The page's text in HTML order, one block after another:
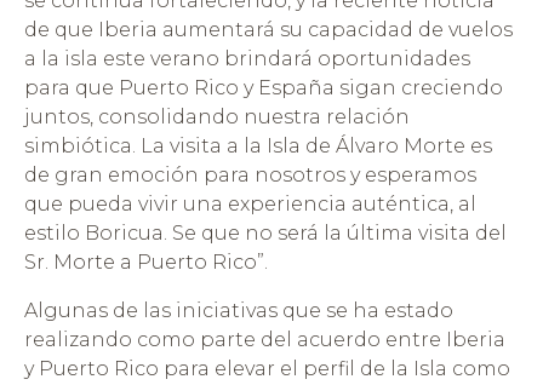
de que Iberia aumentará su capacidad de vuelos
a la isla este verano brindará oportunidades
para que Puerto Rico y España sigan creciendo
juntos, consolidando nuestra relación
simbiótica. La visita a la Isla de Álvaro Morte es
de gran emoción para nosotros y esperamos
que pueda vivir una experiencia auténtica, al
estilo Boricua. Se que no será la última visita del
Sr. Morte a Puerto Rico”.
Algunas de las iniciativas que se ha estado
realizando como parte del acuerdo entre Iberia
y Puerto Rico para elevar el perfil de la Isla como